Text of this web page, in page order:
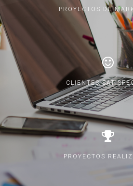
PROYECTOS DE
CLIENTES
PROYECTOS